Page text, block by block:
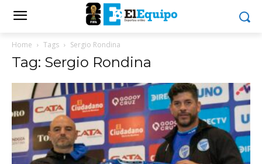
Home Tags Sergio Rondina
Tag: Sergio Rondina